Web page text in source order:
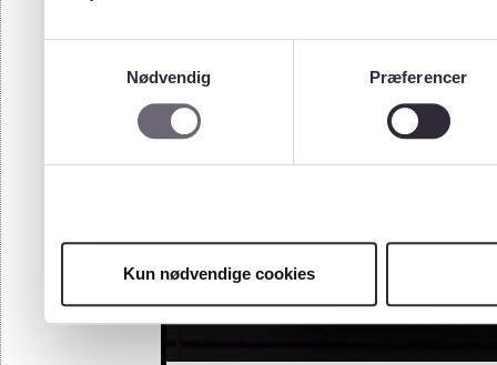
Nødvendig
Præferencer
Kun nødvendige cookies